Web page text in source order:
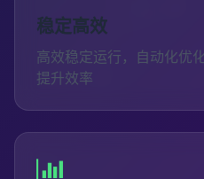
稳定高效
高效稳定运行，自动化优
提升效率